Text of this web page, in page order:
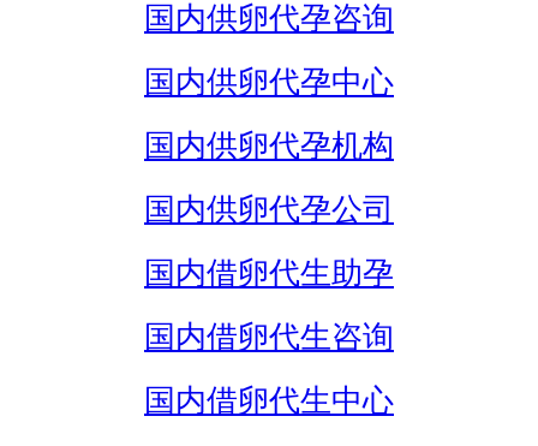
国内供卵代孕咨询
国内供卵代孕中心
国内供卵代孕机构
国内供卵代孕公司
国内借卵代生助孕
国内借卵代生咨询
国内借卵代生中心